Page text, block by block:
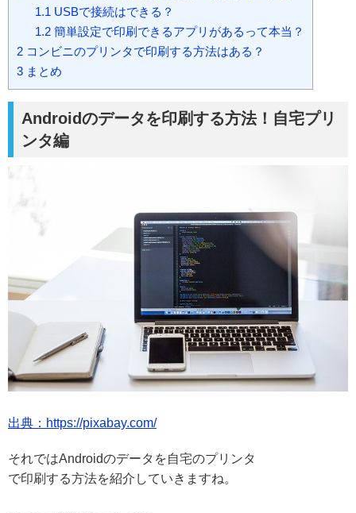
1.1 USBで接続はできる？
1.2簡単設定で印刷できるアプリがあるって本当？
2 コンビニのプリンタで印刷する方法はある？
3 まとめ
Androidのデータを印刷する方法！自宅プリ
ンタ編
出典：https://pixabay.com/
それではAndroidのデータを自宅のプリンタ
で印刷する方法を紹介していきますね。